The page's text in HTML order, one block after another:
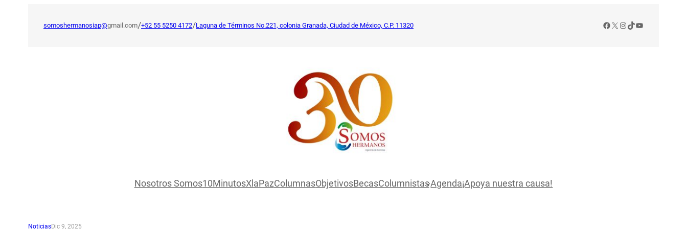
somoshermanosiap@gmail.com/+52 55 5250 4172/Laguna de Términos No.221, colonia Granada, Ciudad de México, C.P. 11320 Facebook
X Instagram
TikTok
YouTube
Nosotros Somos10MinutosXlaPazColumnasObjetivosBecasColumnistasAgenda¡Apoya nuestra causa!
NoticiasDic 9, 2025